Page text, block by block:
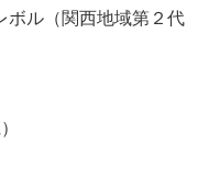
ボル（関西地域第２代